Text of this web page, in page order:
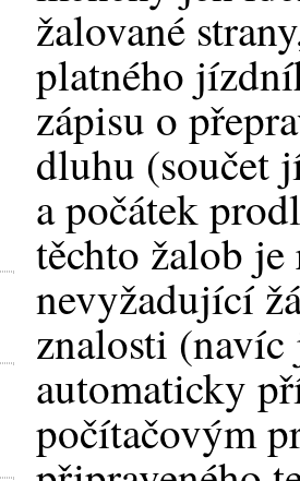
žalované
platného
zápisu o
dluhu (součet
a počátek
těchto žalob
nevyžadující
znalosti (navíc
automaticky
počítačovým